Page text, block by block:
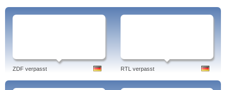
ZDF verpasst RTL verpasst